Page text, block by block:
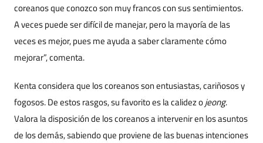
coreanos que conozco son muy francos con sus sentimientos.
A veces puede ser difícil de manejar, pero la mayoría de las
veces es mejor, pues me ayuda a saber claramente cómo
mejorar”, comenta.
Kenta considera que los coreanos son entusiastas, cariñosos y
fogosos. De estos rasgos, su favorito es la calidez ojeong.
Valora la disposición de los coreanos a intervenir en los asuntos
de los demás, sabiendo que proviene de las buenas intenciones